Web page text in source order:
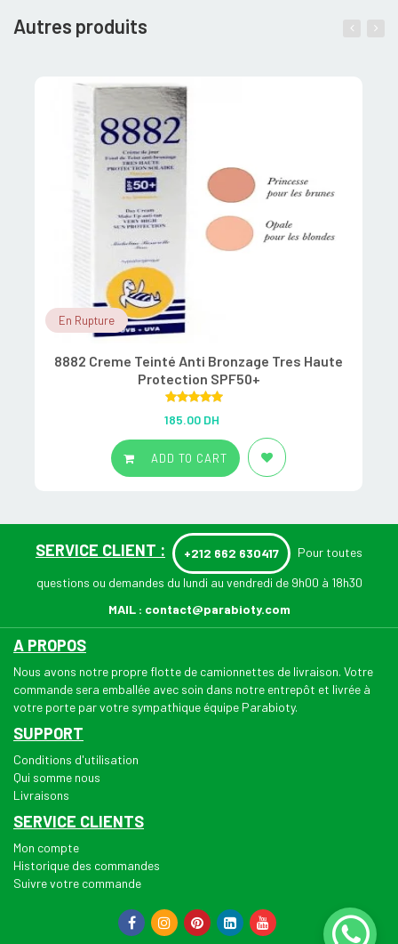
Autres produits
En Rupture
8882 Creme Teinté Anti Bronzage Tres Haute
Protection SPF50+
out of 5
185.00 DH
ADD TO CART
SERVICE CLIENT : +212 662 630417 Pour toutes
questions ou demandes du lundi au vendredi de 9h00 à 18h30
MAIL : contact@parabioty.com
A PROPOS
Nous avons notre propre flotte de camionnettes de livraison. Votre
commande sera emballée avec soin dans notre entrepôt et livrée à
votre porte par votre sympathique équipe Parabioty.
SUPPORT
Conditions d'utilisation
Qui somme nous
Livraisons
SERVICE CLIENTS
Mon compte
Historique des commandes
Suivre votre commande